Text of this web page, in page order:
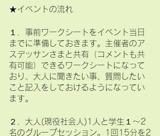
★イベントの流れ
１．事前ワークシートをイベント当日
までに準備しておきます。主催者のア
スデッサンさまと共有（コメントも共
有可能）できるワークシートになって
おり、大人に聞きたい事、質問したい
こと記入をしておけるようになってい
ます。
２．大人(現役社会人)1人と学生１～2
名のグループセッション。1回15分を2